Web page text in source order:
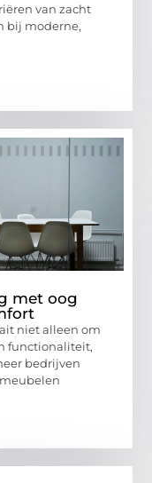
van zacht
bij moderne,
met oog
niet alleen om
functionaliteit,
bedrijven